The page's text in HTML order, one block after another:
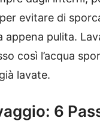
evitare di
appena pulita.
così l’acqua
lavate.
6